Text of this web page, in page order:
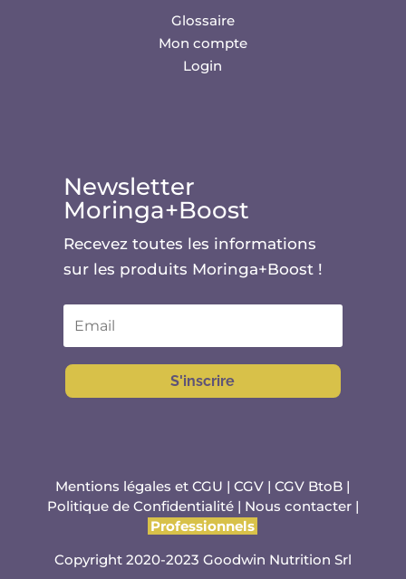
Glossaire
Mon compte
Login
Newsletter
Moringa+Boost
Recevez toutes les informations
sur les produits Moringa+Boost !
S'inscrire
Mentions légales et CGU |CGV |CGV BtoB |
Politique de Confidentialité| Nous contacter |
Professionnels
Copyright 2020-2023 Goodwin Nutrition Srl